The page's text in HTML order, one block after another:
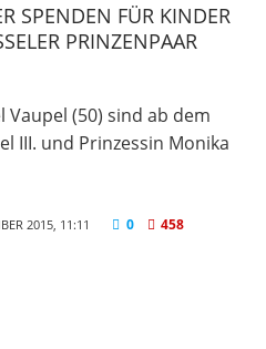
SPENDEN FÜR KINDER
PRINZENPAAR
Vaupel (50) sind ab dem
III. und Prinzessin Monika
2015, 11:11 0 458